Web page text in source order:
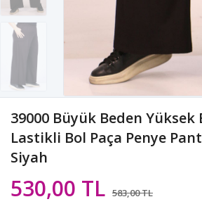
39000 Büyük Beden Yüksek
Lastikli Bol Paça Penye
Siyah
530,00 TL 583,00 TL